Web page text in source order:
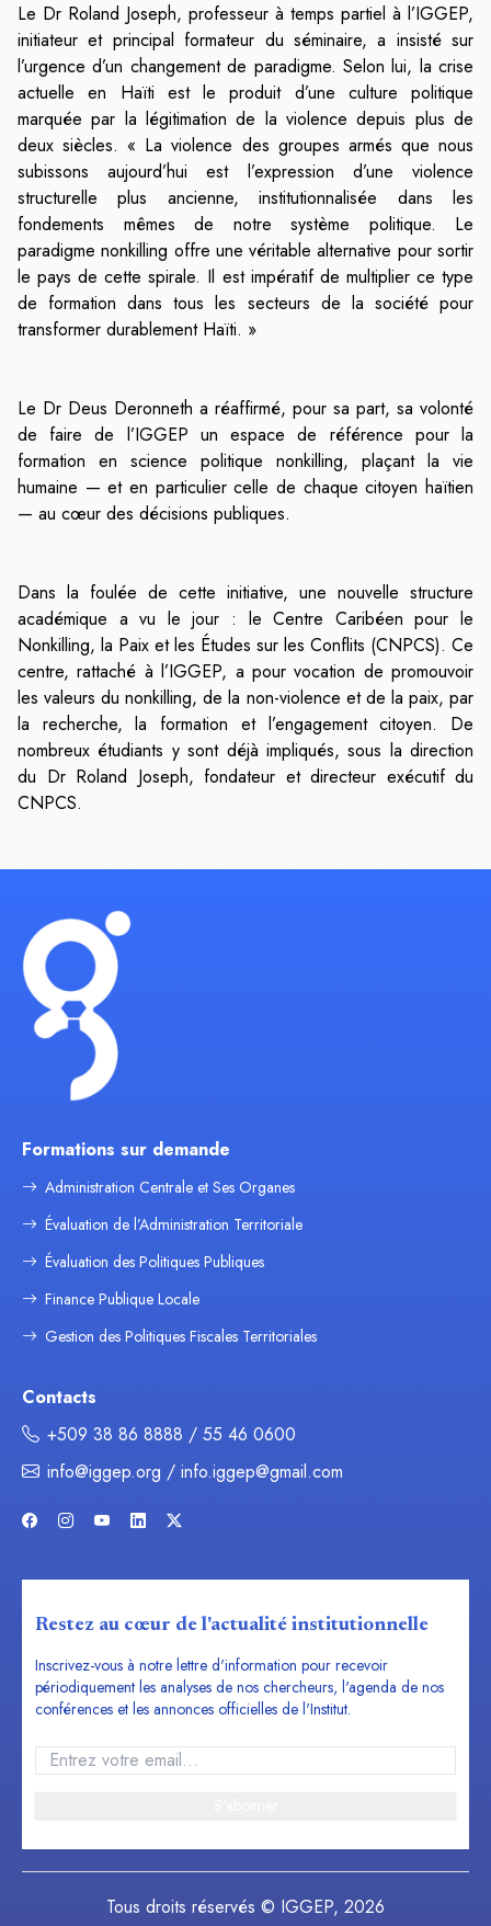
Le Dr Roland Joseph, professeur à temps partiel à l’IGGEP,
initiateur et principal formateur du séminaire, a insisté sur
l’urgence d’un changement de paradigme. Selon lui, la crise
actuelle en Haïti est le produit d’une culture politique
marquée par la légitimation de la violence depuis plus de
deux siècles. « La violence des groupes armés que nous
subissons aujourd’hui est l’expression d’une violence
structurelle plus ancienne, institutionnalisée dans les
fondements mêmes de notre système politique. Le
paradigme nonkilling offre une véritable alternative pour sortir
le pays de cette spirale. Il est impératif de multiplier ce type
de formation dans tous les secteurs de la société pour
transformer durablement Haïti. »
Le Dr Deus Deronneth a réaffirmé, pour sa part, sa volonté
de faire de l’IGGEP un espace de référence pour la
formation en science politique nonkilling, plaçant la vie
humaine — et en particulier celle de chaque citoyen haïtien
— au cœur des décisions publiques.
Dans la foulée de cette initiative, une nouvelle structure
académique a vu le jour : le Centre Caribéen pour le
Nonkilling, la Paix et les Études sur les Conflits (CNPCS). Ce
centre, rattaché à l’IGGEP, a pour vocation de promouvoir
les valeurs du nonkilling, de la non-violence et de la paix, par
la recherche, la formation et l’engagement citoyen. De
nombreux étudiants y sont déjà impliqués, sous la direction
du Dr Roland Joseph, fondateur et directeur exécutif du
CNPCS.
Formations sur demande
Administration Centrale et Ses Organes
Évaluation de l’Administration Territoriale
Évaluation des Politiques Publiques
Finance Publique Locale
Gestion des Politiques Fiscales Territoriales
Contacts
+509 38 86 8888 / 55 46 0600
info@iggep.org / info.iggep@gmail.com
Restez au cœur de l'actualité institutionnelle
Inscrivez-vous à notre lettre d'information pour recevoir
périodiquement les analyses de nos chercheurs, l'agenda de nos
conférences et les annonces officielles de l'Institut.
Tous droits réservés © IGGEP, 2026